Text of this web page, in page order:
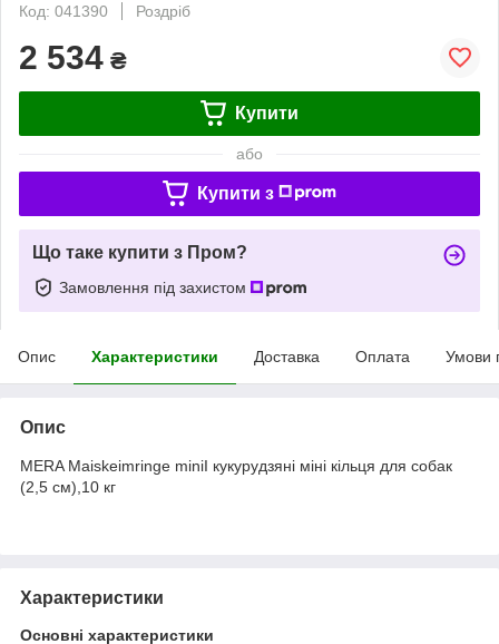
Код: 041390
Роздріб
2 534 ₴
Купити
або
Купити з
Що таке купити з Пром?
Замовлення під захистом
Опис Характеристики Доставка Оплата Умови
Опис
MERA Maiskeimringe miniI кукурудзяні міні кільця для собак
(2,5 см),10 кг
Характеристики
Основні характеристики